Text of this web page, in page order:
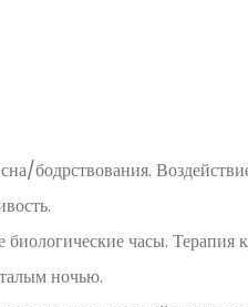
бодрствования.
часы. Терапия
ночью.